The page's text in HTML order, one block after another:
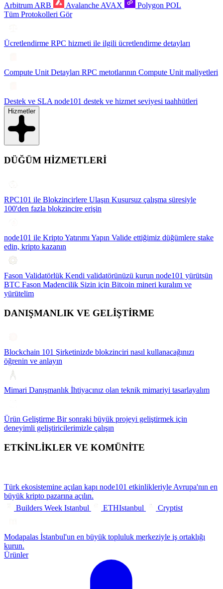
Arbitrum ARB Avalanche AVAX Polygon POL
Tüm Protokolleri Gör
Ücretlendirme RPC hizmeti ile ilgili ücretlendirme detayları
Compute Unit Detayları RPC metotlarının Compute Unit maliyetleri
Destek ve SLA node101 destek ve hizmet seviyesi taahhütleri
Hizmetler
DÜĞÜM HİZMETLERİ
RPC101 ile Blokzincirlere Ulaşın Kusursuz çalışma süresiyle
100'den fazla blokzincire erişin
node101 ile Kripto Yatırımı Yapın Valide ettiğimiz düğümlere stake
edin, kripto kazanın
Fason Validatörlük Kendi validatörünüzü kurun node101 yürütsün
BTC Fason Madencilik Sizin için Bitcoin mineri kuralım ve
yürütelim
DANIŞMANLIK VE GELİŞTİRME
Blockchain 101 Şirketinizde blokzinciri nasıl kullanacağınızı
öğrenin ve anlayın
Mimari Danışmanlık İhtiyacınız olan teknik mimariyi tasarlayalım
Ürün Geliştirme Bir sonraki büyük projeyi geliştirmek için
deneyimli geliştiricilerimizle çalışın
ETKİNLİKLER VE KOMÜNİTE
Türk ekosistemine açılan kapı node101 etkinlikleriyle Avrupa'nın en
büyük kripto pazarına açılın.
Builders Week Istanbul
ETHIstanbul Cryptist
Modapalas İstanbul'un en büyük topluluk merkeziyle iş ortaklığı
kurun.
Ürünler